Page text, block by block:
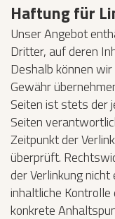
Haftung für
Unser Angebot
Dritter, auf deren
Deshalb können
Gewähr
Seiten ist stets der
Seiten
Zeitpunkt der
überprüft.
der Verlinkung
inhaltliche
konkrete